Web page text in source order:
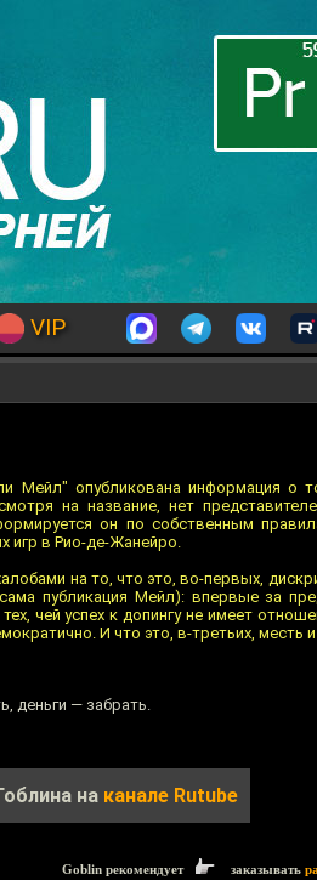
VIP
Мейл" опубликована информация о
на название, нет
он по собственным
игр в Рио-де-Жанейро.
на то, что это, во-первых,
публикация Мейл): впервые за
чей успех к допингу не имеет
И что это, в-третьих, месть
деньги — забрать.
на канале Rutube
Goblin рекомендует заказывать